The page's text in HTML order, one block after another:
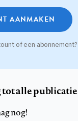
AANMAKEN
of een
alle
nog!